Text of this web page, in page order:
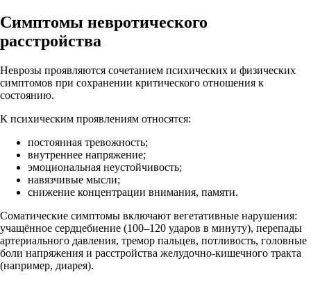
Симптомы невротического
расстройства
Неврозы проявляются сочетанием психических и физических
симптомов при сохранении критического отношения к
состоянию.
К психическим проявлениям относятся:
постоянная тревожность;
внутреннее напряжение;
эмоциональная неустойчивость;
навязчивые мысли;
снижение концентрации внимания, памяти.
Соматические симптомы включают вегетативные нарушения:
учащённое сердцебиение (100–120 ударов в минуту), перепады
артериального давления, тремор пальцев, потливость, головные
боли напряжения и расстройства желудочно-кишечного тракта
(например, диарея).